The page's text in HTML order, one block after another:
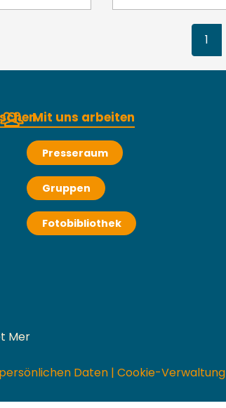
1
Mit uns arbeiten
Presseraum
Gruppen
Fotobibliothek
Mer
Daten | Cookie-Verwaltung